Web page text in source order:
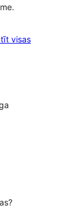
visasatsauksmes